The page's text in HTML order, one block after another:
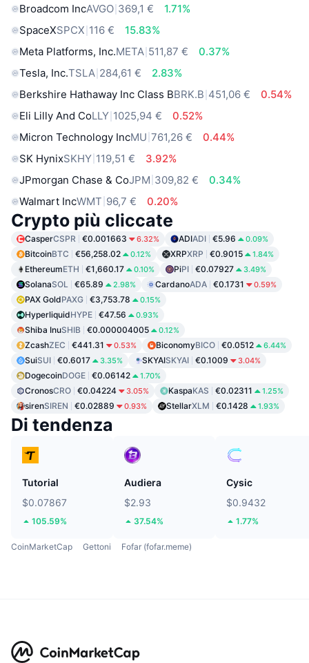
Broadcom IncAVGO 369,1 €
1.71%
SpaceXSPCX 116 €
15.83%
Meta Platforms, Inc.META 511,87 €
0.37%
Tesla, Inc.TSLA 284,61 €
2.83%
Berkshire Hathaway Inc Class BBRK.B 451,06 €
0.54%
Eli Lilly And CoLLY 1025,94 €
0.52%
Micron Technology IncMU 761,26 €
0.44%
SK HynixSKHY 119,51 €
3.92%
JPmorgan Chase & CoJPM 309,82 €
0.34%
Walmart IncWMT 96,7 € 0.20%
Crypto più cliccate
CasperCSPR €0.001663 6.32% ADIADI €5.96 0.09%
BitcoinBTC €56,258.02 0.12% XRPXRP €0.9015 1.84%
EthereumETH €1,660.17 0.10% PiPI €0.07927 3.49%
SolanaSOL €65.89 2.98% CardanoADA €0.1731 0.59%
PAX GoldPAXG €3,753.78 0.15%
HyperliquidHYPE €47.56 0.93%
Shiba InuSHIB €0.000004005 0.12%
ZcashZEC €441.31 0.53% BiconomyBICO €0.0512 6.44%
SuiSUI €0.6017 3.35% SKYAISKYAI €0.1009 3.04%
DogecoinDOGE €0.06142 1.70%
CronosCRO €0.04224 3.05% KaspaKAS €0.02311 1.25%
sirenSIREN €0.02889 0.93% StellarXLM €0.1428 1.93%
Di tendenza
Tutorial
$0.07867
105.59%
Audiera
$2.93
37.54%
Cysic
$0.9432
1.77%
CoinMarketCap Gettoni Fofar (fofar.meme)